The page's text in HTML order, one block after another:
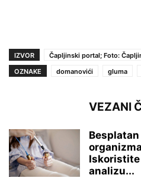
IZVOR
Čapljinski portal; Foto:
OZNAKE
domanovići gluma
VEZANI
analizu...